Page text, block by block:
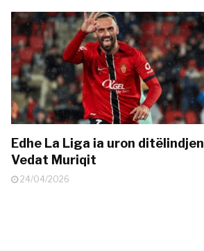
Edhe La Liga ia uron ditëlindjen
Vedat Muriqit
24/04/2026